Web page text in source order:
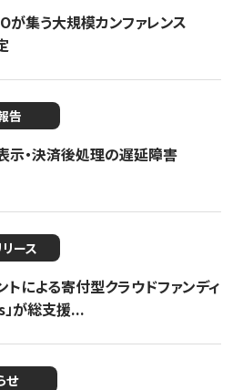
が集う大規模カンファレンス
告
示・決済後処理の遅延障害
ース
による寄付型クラウドファンディ
が総支援...
せ